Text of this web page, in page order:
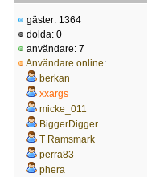
gäster: 1364
dolda: 0
användare: 7
Användare online:
berkan
xxargs
micke_011
BiggerDigger
T Ramsmark
perra83
phera